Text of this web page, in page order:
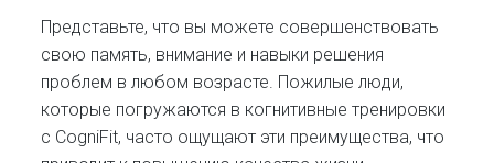
Представьте, что вы можете совершенствовать
свою память, внимание и навыки решения
проблем в любом возрасте. Пожилые люди,
которые погружаются в когнитивные тренировки
с CogniFit, часто ощущают эти преимущества, что